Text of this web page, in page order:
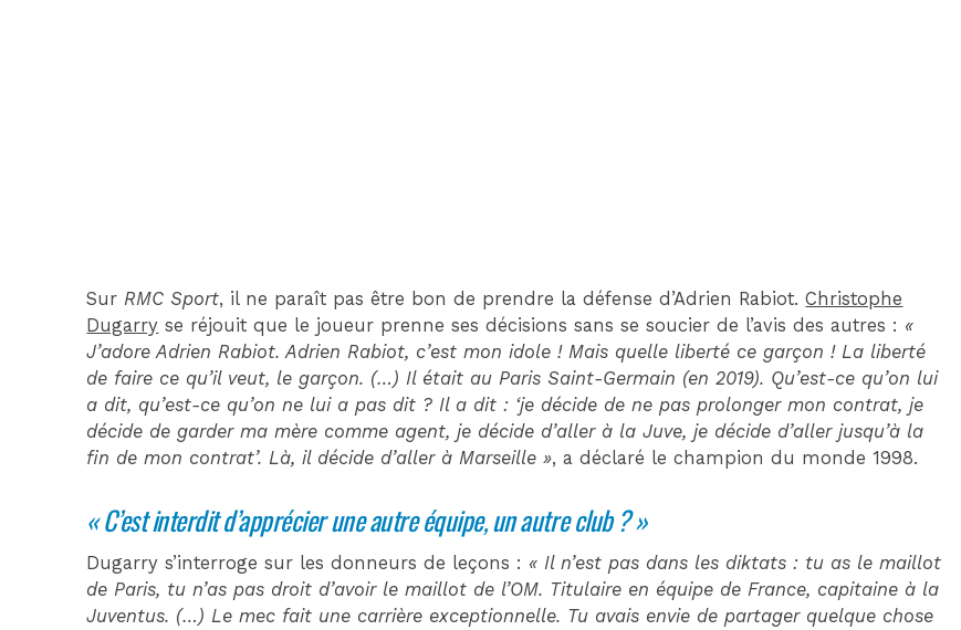
Sur RMC Sport, il ne paraît pas être bon de prendre la défense d’Adrien Rabiot.Christophe
Dugarry se réjouit que le joueur prenne ses décisions sans se soucier de l’avis des autres : «
J’adore Adrien Rabiot. Adrien Rabiot, c’est mon idole ! Mais quelle liberté ce garçon ! La liberté
de faire ce qu’il veut, le garçon. (…) Il était au Paris Saint-Germain (en 2019). Qu’est-ce qu’on lui
a dit, qu’est-ce qu’on ne lui a pas dit ? Il a dit : ‘je décide de ne pas prolonger mon contrat, je
décide de garder ma mère comme agent, je décide d’aller à la Juve, je décide d’aller jusqu’à la
fin de mon contrat’. Là, il décide d’aller à Marseille », a déclaré le champion du monde 1998.
« C’est interdit d’apprécier une autre équipe, un autre club ? »
Dugarry s’interroge sur les donneurs de leçons : « Il n’est pas dans les diktats : tu as le maillot
de Paris, tu n’as pas droit d’avoir le maillot de l’OM. Titulaire en équipe de France, capitaine à la
Juventus. (…) Le mec fait une carrière exceptionnelle. Tu avais envie de partager quelque chose